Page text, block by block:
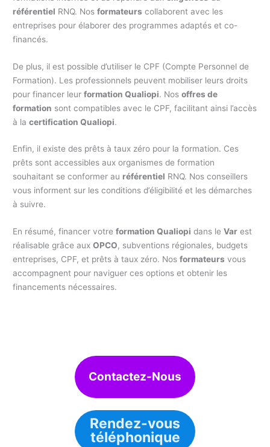
référentiel RNQ. Nosformateurs collaborent avec les
entreprises pour élaborer des programmes adaptés et co-
financés.
De plus, il est possible d’utiliser le CPF (Compte Personnel de
Formation). Les professionnels peuvent mobiliser leurs droits
pour financer leurformation Qualiopi. Nosoffres de
formation sont compatibles avec le CPF, facilitant ainsi l’accès
à lacertification Qualiopi.
Enfin, il existe des prêts à taux zéro pour la formation. Ces
prêts sont accessibles aux organismes de formation
souhaitant se conformer au référentiel RNQ. Nos conseillers
vous informent sur les conditions d’éligibilité et les démarches
à suivre.
En résumé, financer votreformation Qualiopi dans leVar est
réalisable grâce auxOPCO, subventions régionales, budgets
entreprises, CPF, et prêts à taux zéro. Nosformateurs vous
accompagnent pour naviguer ces options et obtenir les
financements nécessaires.
Contactez-Nous
Rendez-vous
téléphonique